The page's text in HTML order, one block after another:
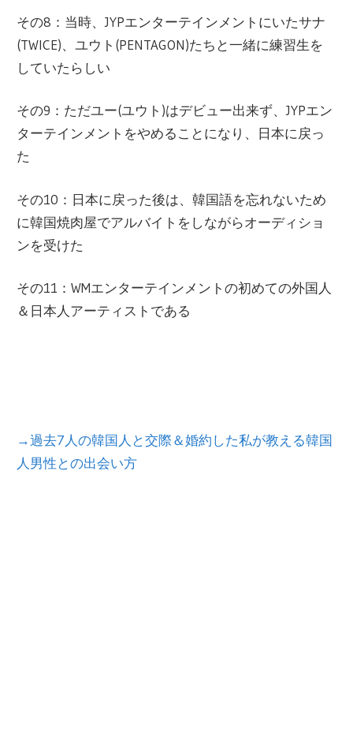
その8：当時、JYPエンターテインメントにいたサナ
(TWICE)、ユウト(PENTAGON)たちと一緒に練習生を
していたらしい
その9：ただユー(ユウト)はデビュー出来ず、JYPエン
ターテインメントをやめることになり、日本に戻っ
た
その10：日本に戻った後は、韓国語を忘れないため
に韓国焼肉屋でアルバイトをしながらオーディショ
ンを受けた
その11：WMエンターテインメントの初めての外国人
＆日本人アーティストである
→過去7人の韓国人と交際＆婚約した私が教える韓国
人男性との出会い方